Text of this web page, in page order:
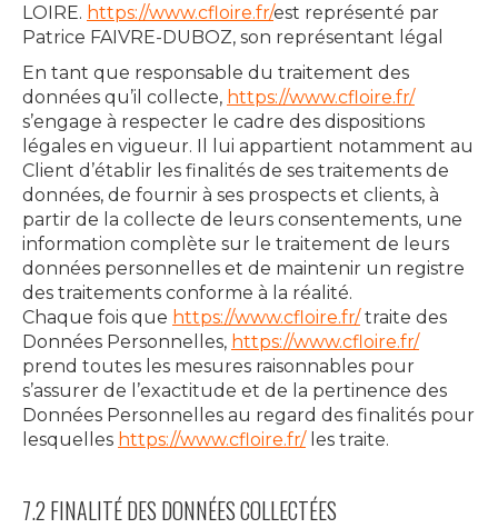
LOIRE. https://www.cfloire.fr/est représenté par
Patrice FAIVRE-DUBOZ, son représentant légal
En tant que responsable du traitement des
données qu’il collecte, https://www.cfloire.fr/
s’engage à respecter le cadre des dispositions
légales en vigueur. Il lui appartient notamment au
Client d’établir les finalités de ses traitements de
données, de fournir à ses prospects et clients, à
partir de la collecte de leurs consentements, une
information complète sur le traitement de leurs
données personnelles et de maintenir un registre
des traitements conforme à la réalité.
Chaque fois que https://www.cfloire.fr/traite des
Données Personnelles, https://www.cfloire.fr/
prend toutes les mesures raisonnables pour
s’assurer de l’exactitude et de la pertinence des
Données Personnelles au regard des finalités pour
lesquelles https://www.cfloire.fr/les traite.
7.2 FINALITÉ DES DONNÉES COLLECTÉES